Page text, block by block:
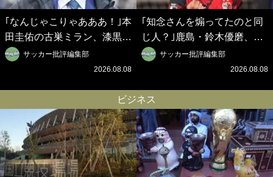
｢なんじゃこりゃあああ！｣本
田圭佑の古巣ミラン、漆黒×
蛍光レッドの超絶クールな新
サードユニに世界が熱狂｢サ
サッカー批評編集部
2026.08.08
｢知念さんを煽ってたのと同
じ人？｣鹿島・鈴木優磨、大
逆転勝利後の“超・優等生イ
ンタビュー”が話題！｢試合中
イケメンやな」
サッカー批評編集部
2026.08.08
ビジネス